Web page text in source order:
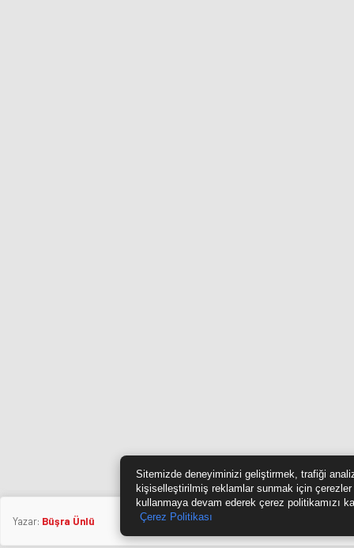
Yazar: Büşra Ünlü
Sitemizde deneyiminizi geliştirmek, trafiği
kişiselleştirilmiş reklamlar sunmak için
kullanmaya devam ederek çerez politikamızı
Çerez Politikası